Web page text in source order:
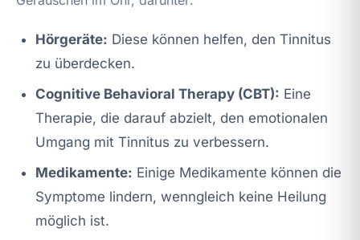
Hörgeräte: Diese können helfen, den Tinnitus
zu überdecken.
Cognitive Behavioral Therapy (CBT): Eine
Therapie, die darauf abzielt, den emotionalen
Umgang mit Tinnitus zu verbessern.
Medikamente: Einige Medikamente können die
Symptome lindern, wenngleich keine Heilung
möglich ist.